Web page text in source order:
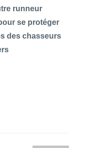
runneur
se protéger
des chasseurs